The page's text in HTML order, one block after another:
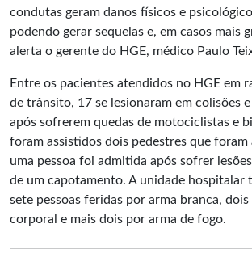
condutas geram danos físicos e
podendo gerar sequelas e, em casos mais
alerta o gerente do HGE, médico Paulo
Entre os pacientes atendidos no HGE em
de trânsito, 17 se lesionaram em colisões
após sofrerem quedas de motociclistas e
foram assistidos dois pedestres que foram
uma pessoa foi admitida após sofrer
de um capotamento. A unidade hospitalar
sete pessoas feridas por arma branca,
corporal e mais dois por arma de fogo.